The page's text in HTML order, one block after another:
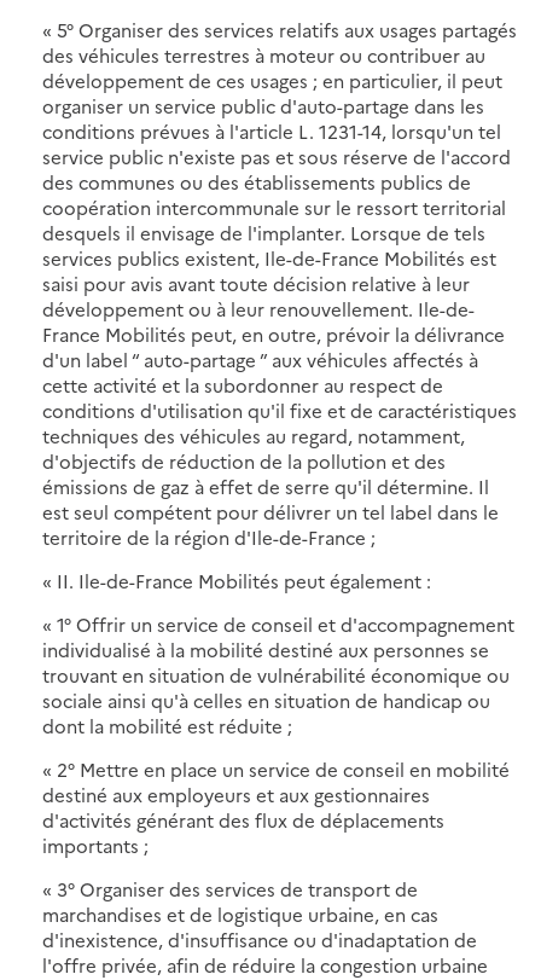
« 5° Organiser des services relatifs aux usages partagés
des véhicules terrestres à moteur ou contribuer au
développement de ces usages ; en particulier, il peut
organiser un service public d'auto-partage dans les
conditions prévues à l'article L. 1231-14, lorsqu'un tel
service public n'existe pas et sous réserve de l'accord
des communes ou des établissements publics de
coopération intercommunale sur le ressort territorial
desquels il envisage de l'implanter. Lorsque de tels
services publics existent, Ile-de-France Mobilités est
saisi pour avis avant toute décision relative à leur
développement ou à leur renouvellement. Ile-de-
France Mobilités peut, en outre, prévoir la délivrance
d'un label “ auto-partage ” aux véhicules affectés à
cette activité et la subordonner au respect de
conditions d'utilisation qu'il fixe et de caractéristiques
techniques des véhicules au regard, notamment,
d'objectifs de réduction de la pollution et des
émissions de gaz à effet de serre qu'il détermine. Il
est seul compétent pour délivrer un tel label dans le
territoire de la région d'Ile-de-France ;
« II. Ile-de-France Mobilités peut également :
« 1° Offrir un service de conseil et d'accompagnement
individualisé à la mobilité destiné aux personnes se
trouvant en situation de vulnérabilité économique ou
sociale ainsi qu'à celles en situation de handicap ou
dont la mobilité est réduite ;
« 2° Mettre en place un service de conseil en mobilité
destiné aux employeurs et aux gestionnaires
d'activités générant des flux de déplacements
importants ;
« 3° Organiser des services de transport de
marchandises et de logistique urbaine, en cas
d'inexistence, d'insuffisance ou d'inadaptation de
l'offre privée, afin de réduire la congestion urbaine